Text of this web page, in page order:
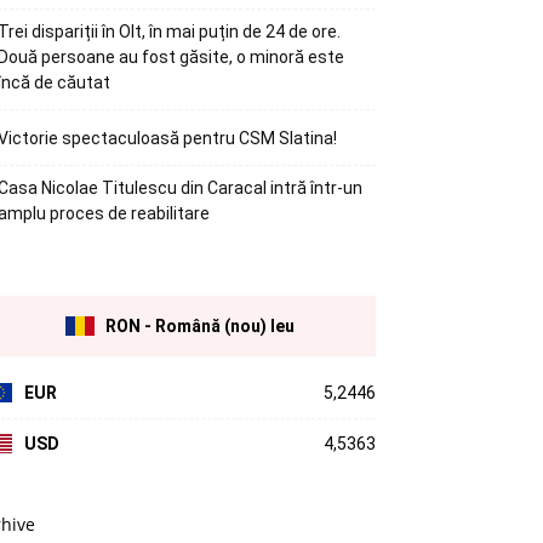
dispariții în Olt, în mai puțin de 24 de ore.
persoane au fost găsite, o minoră este
de căutat
spectaculoasă pentru CSM Slatina!
Nicolae Titulescu din Caracal intră într-un
proces de reabilitare
RON - Română (nou) leu
EUR 5,2446
USD 4,5363